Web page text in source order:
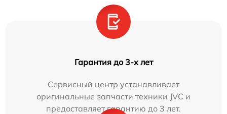
Гарантия до 3-х лет
Сервисный центр устанавливает
оригинальные запчасти техники JVC и
предоставляет гарантию до 3 лет.